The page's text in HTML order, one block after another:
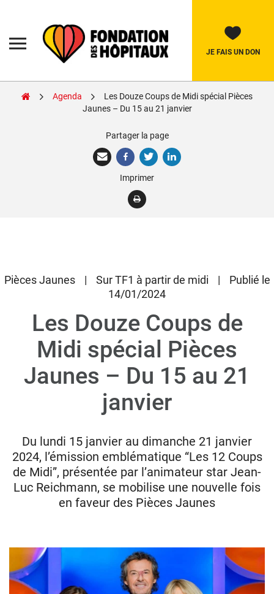
des
Hôpitaux
JE FAIS UN DON
Nous soutenir
Donateurs
Hôpitaux
Presse
Agenda
Les Douze Coups de Midi spécial Pièces
Jaunes – Du 15 au 21 janvier
Partager la page
Imprimer
Pièces Jaunes | Sur TF1 à partir de midi |
Publié le
14/01/2024
Les Douze Coups de
Midi spécial Pièces
Jaunes – Du 15 au 21
janvier
Du lundi 15 janvier au dimanche 21 janvier
2024, l’émission emblématique “Les 12 Coups
de Midi”, présentée par l’animateur star Jean-
Luc Reichmann, se mobilise une nouvelle fois
en faveur des Pièces Jaunes